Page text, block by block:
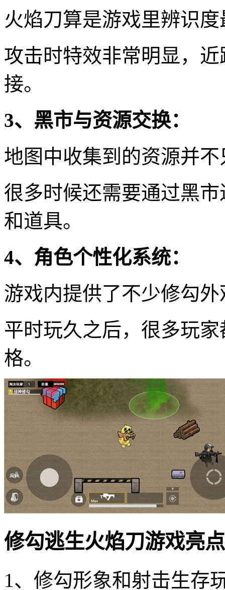
火焰刀算是游戏里辨识
攻击时特效非常明显，
接。
3、黑市与资源交换：
地图中收集到的资源并
很多时候还需要通过黑
和道具。
4、角色个性化系统：
游戏内提供了不少修勾
平时玩久之后，很多玩
格。
修勾逃生火焰刀游戏亮
1、修勾形象和射击生存